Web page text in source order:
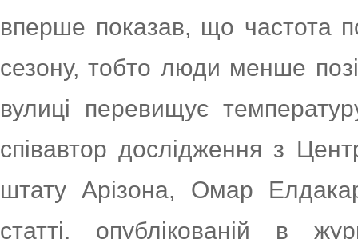
вперше показав, що частота
сезону, тобто люди менше
вулиці перевищує
співавтор дослідження з
штату Арізона, Омар
статті, опублікованій в